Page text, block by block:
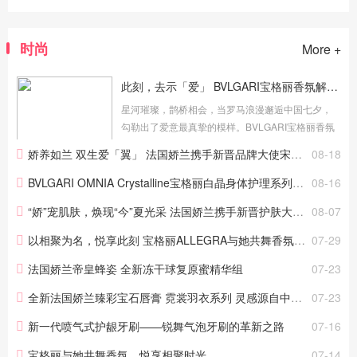
时尚 More +
此刻，去示「爱」 BVLGARI宝格丽香氛解锁七夕香气故事
星河璀璨，鹊桥相会，当罗马浪漫邂逅中国七夕，
勾勒出了爱意最真挚的模样。BVLGARI宝格丽香氛
个故事都承载着独特的爱，每一款香氛都能成为传
递心意的优雅信使，于此刻...
08-18
娇养如兰 双生爱「翼」 法国娇兰携手新晋品牌大使宋威龙共赴七夕华彩臻境
08-16
BVLGARI OMNIA Crystalline宝格丽白晶身体护理系列全新上市
08-07
“娇”宠肌肤，焕现“今”夏光采 法国娇兰携手新晋护肤大使赵今麦共溯元气“蜜”境
07-29
以相聚为名，悦享此刻 宝格丽ALLEGRA与她共舞香氛派对闪耀呈献
07-23
法国娇兰帝皇蜂姿 全新冻干球复原蜜精华组
07-23
全新法国娇兰臻彩宝石唇膏 霓裳羽衣系列 灵感源自中华传统文化与华美羽翎的配色
07-16
新一代喷气式护龈牙刷——锐舞气泡牙刷的革新之路